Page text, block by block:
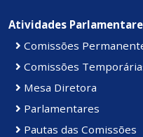
Atividades
Comissões
Comissões
Mesa Diretora
Parlamentares
Pautas das Comissões